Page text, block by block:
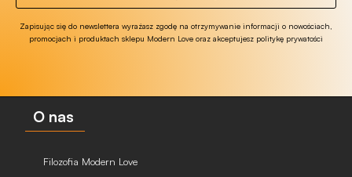
Zapisując się do newslettera wyrażasz zgodę na otrzymywanie informacji o nowościach,
promocjach i produktach sklepu Modern Love oraz akceptujesz politykę prywatości
O nas
Filozofia Modern Love